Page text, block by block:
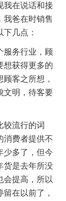
我在说话和接
我爸在时销售
几点：
务行业，顾
想获得更多的
客之所想，
文明，待客要
流行的词
消费者提供不
少多了，但今
货是去年所没
会提高，所以
在以前了，